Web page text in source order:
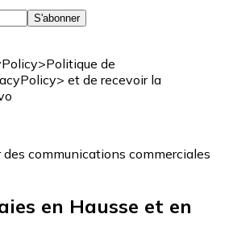
S'abonner
de
et de recevoir la
des communications commerciales
en Hausse et en